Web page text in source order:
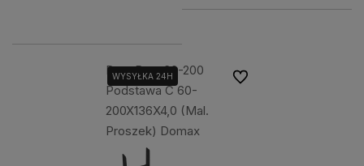
Dmx Psru 60-200
Podstawa C 60-
200X136X4,0 (Mal.
Proszek) Domax
WYSYŁKA 24H Do ulubionych